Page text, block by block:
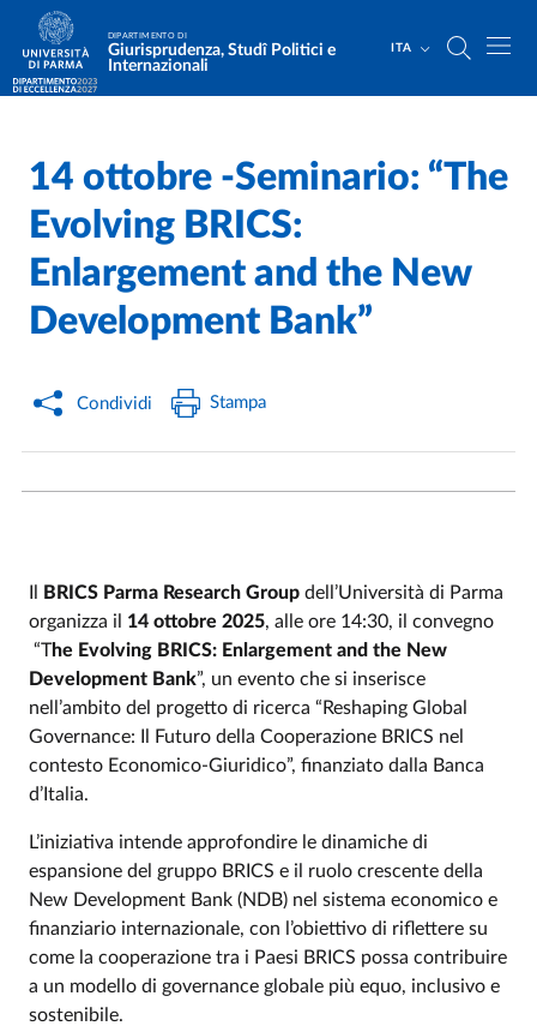
Salta al contenuto principale
Skip to footer
DIPARTIMENTO DI
Giurisprudenza, Studî Politici e
Internazionali
ITA
Home
/
Cerca una notizia
/
14 ottobre -Seminario: “The
Evolving BRICS:
Enlargement and the New
Development Bank”
Condividi Stampa
BRICS Parma Research Group dell’Università di Parma
organizza il 14 ottobre 2025, alle ore 14:30, il convegno
“The Evolving BRICS: Enlargement and the New
Development Bank”, un evento che si inserisce
nell’ambito del progetto di ricerca “Reshaping Global
Governance: Il Futuro della Cooperazione BRICS nel
contesto Economico-Giuridico”, finanziato dalla Banca
d’Italia.
L’iniziativa intende approfondire le dinamiche di
espansione del gruppo BRICS e il ruolo crescente della
New Development Bank (NDB) nel sistema economico e
finanziario internazionale, con l’obiettivo di riflettere su
come la cooperazione tra i Paesi BRICS possa contribuire
a un modello di governance globale più equo, inclusivo e
sostenibile.